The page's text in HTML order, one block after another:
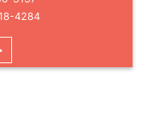
4284